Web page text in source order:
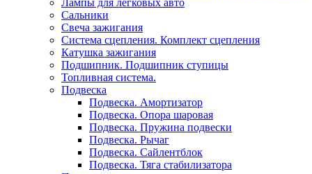
Лампы для легковых авто
Сальники
Свеча зажигания
Система сцепления. Комплект сцепления
Катушка зажигания
Подшипник. Подшипник ступицы
Топливная система.
Подвеска
Подвеска. Амортизатор
Подвеска. Опора шаровая
Подвеска. Пружина подвески
Подвеска. Рычаг
Подвеска. Сайлентблок
Подвеска. Тяга стабилизатора